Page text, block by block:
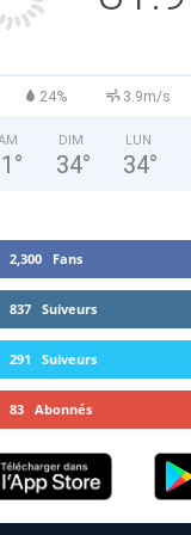
24% 3.9m/s
°
DIM
34°
LUN
34°
2,300 Fans
837 Suiveurs
291 Suiveurs
83 Abonnés